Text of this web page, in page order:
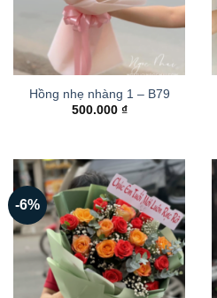
Hồng nhẹ nhàng 1 – B79
500.000 ₫
-6%